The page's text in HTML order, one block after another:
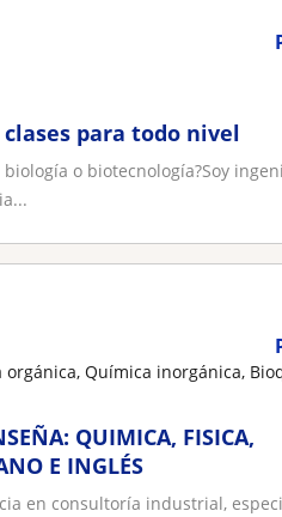
para todo nivel
o biotecnología?Soy
Química inorgánica,
QUIMICA, FISICA,
E INGLÉS
en consultoría industrial,